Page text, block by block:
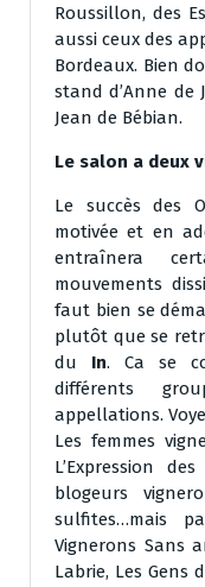
Roussillon, des
aussi ceux des
Bordeaux. Bien
stand d’Anne de
Jean de Bébian.
Le salon a deux
Le succès des
motivée et en
entraînera
mouvements
faut bien se
plutôt que se
du In. Ca se
différents
appellations.
Les femmes
L’Expression
blogeurs
sulfites…mais
Vignerons Sans
Labrie, Les Gens